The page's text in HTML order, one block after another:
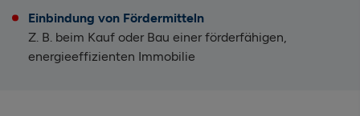
Einbindung von Fördermitteln
Z. B. beim Kauf oder Bau einer förderfähigen,
energieeffizienten Immobilie